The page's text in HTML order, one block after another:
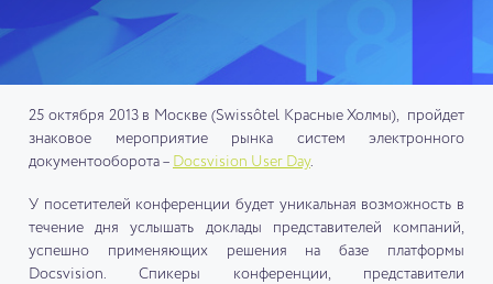
25 октября 2013 в Москве (Swissôtel Красные Холмы), пройдет
знаковое мероприятие рынка систем электронного
документооборота – Docsvision User Day.
У посетителей конференции будет уникальная возможность в
течение дня услышать доклады представителей компаний,
успешно применяющих решения на базе платформы
Docsvision. Спикеры конференции, представители